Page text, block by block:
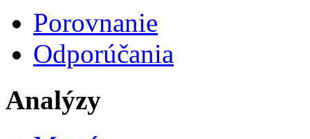
Porovnanie
Odporúčania
Analýzy